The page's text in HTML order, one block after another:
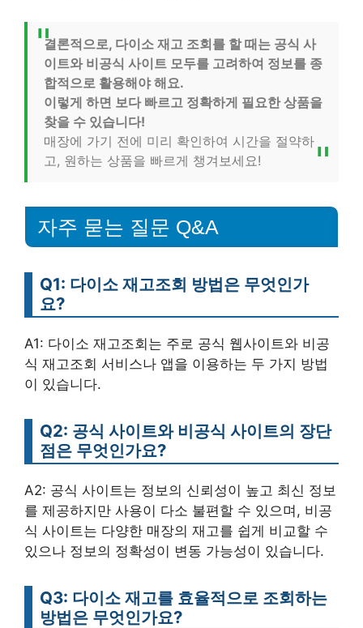
결론적으로, 다이소 재고 조회를 할 때는 공식 사
이트와 비공식 사이트 모두를 고려하여 정보를 종
합적으로 활용해야 해요.
이렇게 하면 보다 빠르고 정확하게 필요한 상품을
찾을 수 있습니다!
매장에 가기 전에 미리 확인하여 시간을 절약하
고, 원하는 상품을 빠르게 챙겨보세요!
자주 묻는 질문 Q&A
Q1: 다이소 재고조회 방법은 무엇인가
요?
A1: 다이소 재고조회는 주로 공식 웹사이트와 비공
식 재고조회 서비스나 앱을 이용하는 두 가지 방법
이 있습니다.
Q2: 공식 사이트와 비공식 사이트의 장단
점은 무엇인가요?
A2: 공식 사이트는 정보의 신뢰성이 높고 최신 정보
를 제공하지만 사용이 다소 불편할 수 있으며, 비공
식 사이트는 다양한 매장의 재고를 쉽게 비교할 수
있으나 정보의 정확성이 변동 가능성이 있습니다.
Q3: 다이소 재고를 효율적으로 조회하는
방법은 무엇인가요?